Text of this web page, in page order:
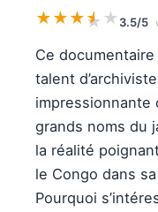
★★★★
★ ★ 3.5/5
Ce
talent
impressionnante
grands noms du
la réalité
le Congo dans
Pourquoi